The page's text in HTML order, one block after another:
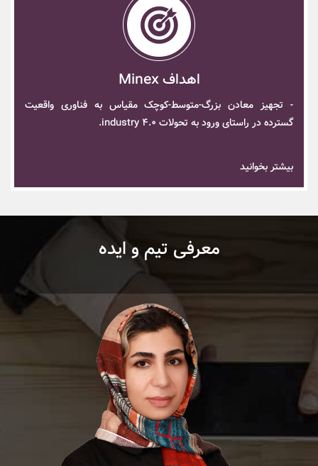
- تجهیز معادن بزرگ-متوسط-کوچک مقیاس به فناوری واقعیت
گسترده در راستای ورود به تحولات industry 4.0.
بیشتر بخوانید
اهداف Minex
معرفی تیم و ایده